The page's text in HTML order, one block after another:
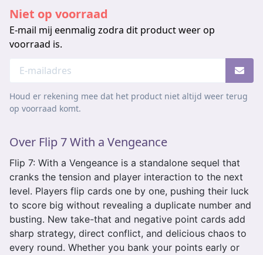
Niet op voorraad
E-mail mij eenmalig zodra dit product weer op
voorraad is.
Houd er rekening mee dat het product niet altijd weer terug
op voorraad komt.
Over Flip 7 With a Vengeance
Flip 7: With a Vengeance is a standalone sequel that
cranks the tension and player interaction to the next
level. Players flip cards one by one, pushing their luck
to score big without revealing a duplicate number and
busting. New take-that and negative point cards add
sharp strategy, direct conflict, and delicious chaos to
every round. Whether you bank your points early or